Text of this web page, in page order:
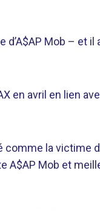
Mob – et il
en avril en lien
comme la victime
A$AP Mob et